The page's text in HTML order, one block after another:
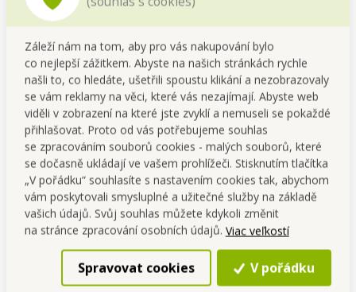
Záleží nám na tom, aby pro vás nakupování bylo
co nejlepší zážitkem. Abyste na našich stránkách rychle
našli to, co hledáte, ušetřili spoustu klikání a nezobrazovaly
se vám reklamy na věci, které vás nezajímají. Abyste web
viděli v zobrazení na které jste zvyklí a nemuseli se pokaždé
přihlašovat. Proto od vás potřebujeme souhlas
se zpracováním souborů cookies - malých souborů, které
se dočasně ukládají ve vašem prohlížeči. Stisknutím tlačítka
„V pořádku“ souhlasíte s nastavením cookies tak, abychom
vám poskytovali smysluplné a užitečné služby na základě
vašich údajů. Svůj souhlas můžete kdykoli změnit
na stránce zpracování osobních údajů. Viac veľkostí
Spravovat cookies V pořádku
Skladom
Detailný popis
Sada obsahuje:1 x pěnový čistič na mikrovlnné
troubyECO MICRO 500 ml +ZDARMA 1xULTRASAVÁ
UTĚRKA 35 x 40 cm z vaflového mikrovlákna. Pěnový
čistič MICRO s extra odmašťovací silou pro
mikrovlnné i parní trouby. Účinně odstraňuje
mastnotu a zbytky jídla, nezanechává šmouhy a
zanechá povrch dokonale čistý. Objem 500 ml.